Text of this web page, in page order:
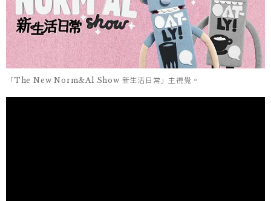
「The New Norm&Al Show 新生活日常」主視覺。